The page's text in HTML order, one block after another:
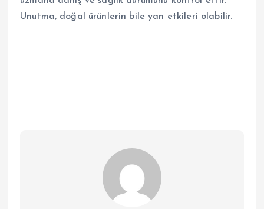
Unutma, doğal ürünlerin bile yan etkileri olabilir.